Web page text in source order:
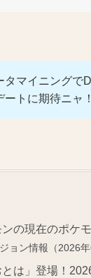
タマイニングで
ートに期待ニャ！
の現在のポケ
ョン情報（2026年
は」登場！